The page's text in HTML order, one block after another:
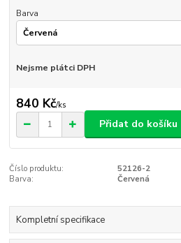
Barva
Nejsme plátci DPH
840 Kč/ks
Přidat do košíku
Číslo produktu:
52126-2
Barva:
Červená
Kompletní specifikace